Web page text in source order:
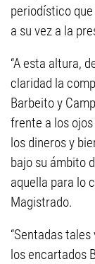
periodístico
a su vez a la
“A esta altura,
claridad la
Barbeito y
frente a los
los dineros y
bajo su ámbito
aquella para lo
Magistrado.
“Sentadas
los encartados